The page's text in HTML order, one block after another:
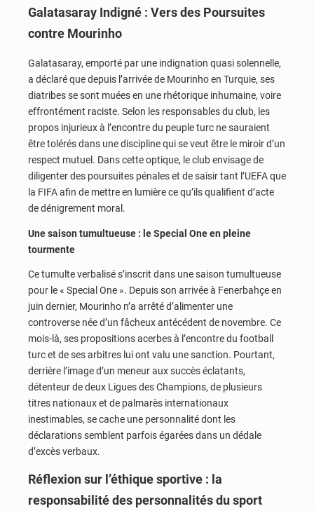
Galatasaray Indigné : Vers des Poursuites
contre Mourinho
Galatasaray, emporté par une indignation quasi solennelle,
a déclaré que depuis l’arrivée de Mourinho en Turquie, ses
diatribes se sont muées en une rhétorique inhumaine, voire
effrontément raciste. Selon les responsables du club, les
propos injurieux à l’encontre du peuple turc ne sauraient
être tolérés dans une discipline qui se veut être le miroir d’un
respect mutuel. Dans cette optique, le club envisage de
diligenter des poursuites pénales et de saisir tant l’UEFA que
la FIFA afin de mettre en lumière ce qu’ils qualifient d’acte
de dénigrement moral.
Une saison tumultueuse : le Special One en pleine
tourmente
Ce tumulte verbalisé s’inscrit dans une saison tumultueuse
pour le « Special One ». Depuis son arrivée à Fenerbahçe en
juin dernier, Mourinho n’a arrêté d’alimenter une
controverse née d’un fâcheux antécédent de novembre. Ce
mois-là, ses propositions acerbes à l’encontre du football
turc et de ses arbitres lui ont valu une sanction. Pourtant,
derrière l’image d’un meneur aux succès éclatants,
détenteur de deux Ligues des Champions, de plusieurs
titres nationaux et de palmarès internationaux
inestimables, se cache une personnalité dont les
déclarations semblent parfois égarées dans un dédale
d’excès verbaux.
Réflexion sur l’éthique sportive : la
responsabilité des personnalités du sport